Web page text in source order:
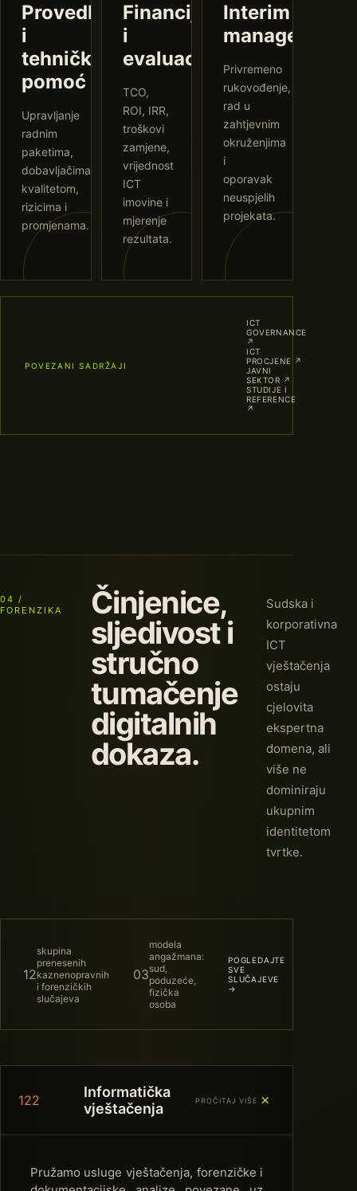
Provedba
i
tehnička
pomoć
Upravljanje
radnim
paketima,
dobavljačima,
kvalitetom,
rizicima i
promjenama.
Financije
i
evaluacija
TCO,
ROI, IRR,
troškovi
zamjene,
vrijednost
ICT
imovine i
mjerenje
rezultata.
Interim
management
Privremeno
rukovođenje,
rad u
zahtjevnim
okruženjima
i
oporavak
neuspjelih
projekata.
POVEZANI SADRŽAJI
ICT
GOVERNANCE
↗
ICT
PROCJENE ↗
JAVNI
SEKTOR ↗
STUDIJE I
REFERENCE
↗
04 /
FORENZIKA
Činjenice,
sljedivost i
stručno
tumačenje
digitalnih
dokaza.
Sudska i
korporativna
ICT
vještačenja
ostaju
cjelovita
ekspertna
domena, ali
više ne
dominiraju
ukupnim
identitetom
tvrtke.
12
skupina
prenesenih
kaznenopravnih
i forenzičkih
slučajeva
03
modela
angažmana:
sud,
poduzeće,
fizička
osoba
POGLEDAJTE
SVE
SLUČAJEVE
→
122
Informatička
vještačenja
PROČITAJ VIŠE＋
Pružamo usluge vještačenja, forenzičke i